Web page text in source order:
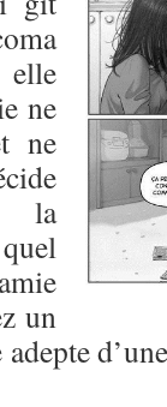
ne
ne
la
un
adepte